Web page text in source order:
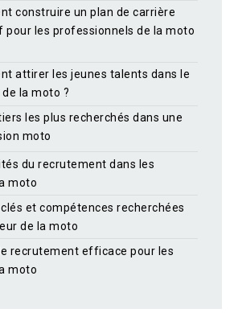
construire un plan de carrière
les professionnels de la moto
attirer les jeunes talents dans le
la moto ?
les plus recherchés dans une
moto
du recrutement dans les
moto
et compétences recherchées
de la moto
recrutement efficace pour les
moto